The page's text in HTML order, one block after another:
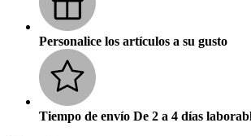
Personalice los artículos a su gusto
Tiempo de envío De 2 a 4 días